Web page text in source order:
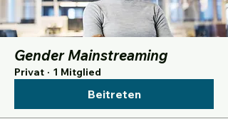
Gender Mainstreaming
Privat · 1 Mitglied
Beitreten